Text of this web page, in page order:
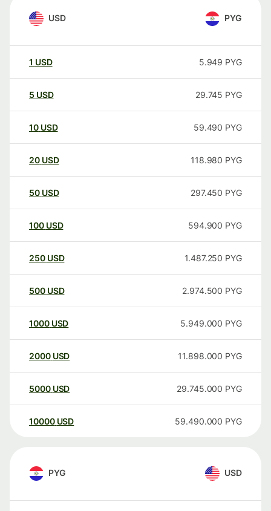
USD PYG
1 USD 5.949 PYG
5 USD 29.745 PYG
10 USD 59.490 PYG
20 USD 118.980 PYG
50 USD 297.450 PYG
100 USD 594.900 PYG
250 USD 1.487.250 PYG
500 USD 2.974.500 PYG
1000 USD 5.949.000 PYG
2000 USD 11.898.000 PYG
5000 USD 29.745.000 PYG
10000 USD 59.490.000 PYG
PYG USD